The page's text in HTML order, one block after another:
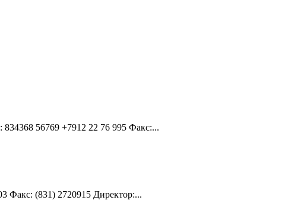
56769 +7912 22 76 995 Факс:...
Факс: (831) 2720915 Директор:...